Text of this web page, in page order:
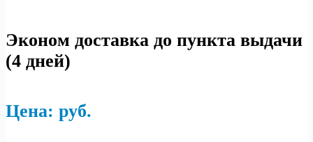
Эконом доставка до пункта выдачи
(4 дней)
Цена: руб.